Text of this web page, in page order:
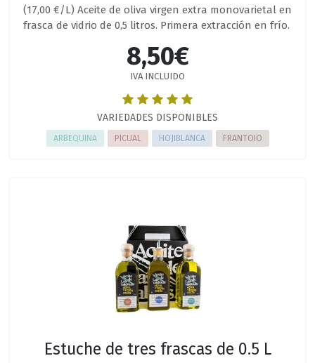
(17,00 €/L) Aceite de oliva virgen extra monovarietal en
frasca de vidrio de 0,5 litros. Primera extracción en frío.
8,50€
IVA INCLUIDO
VARIEDADES DISPONIBLES
ARBEQUINA PICUAL HOJIBLANCA FRANTOIO
Estuche de tres frascas de 0.5 L